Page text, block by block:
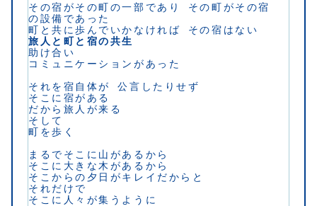
その宿がその町の一部であり その町がその宿
の設備であった
町と共に歩んでいかなければ その宿はない
旅人と町と宿の共生
助け合い
コミュニケーションがあった
それを宿自体が 公言したりせず
そこに宿がある
だから旅人が来る
そして
町を歩く
まるでそこに山があるから
そこに大きな木があるから
そこからの夕日がキレイだからと
それだけで
そこに人々が集うように